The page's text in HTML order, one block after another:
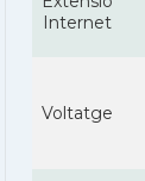
Internet
Voltatge